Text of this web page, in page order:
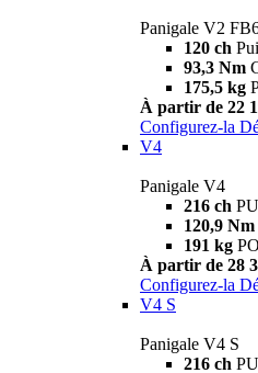
Panigale V2
120 ch
93,3 Nm
175,5 kg
À partir de 22
Configurez-la
V4
Panigale V4
216 ch
120,9 Nm
191 kg
À partir de 28
Configurez-la
V4 S
Panigale V4 S
216 ch